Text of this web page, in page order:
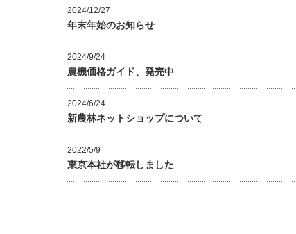
2024/12/27
年末年始のお知らせ
2024/9/24
農機価格ガイド、発売中
2024/6/24
新農林ネットショップについて
2022/5/9
東京本社が移転しました